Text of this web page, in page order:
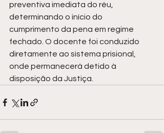
preventiva imediata do réu,
determinando o início do
cumprimento da pena em regime
fechado. O docente foi conduzido
diretamente ao sistema prisional,
onde permanecerá detido à
disposição da Justiça.